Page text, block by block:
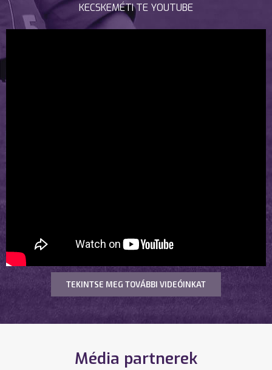
KECSKEMÉTI TE YOUTUBE
TEKINTSE MEG TOVÁBBI VIDEÓINKAT
Média partnerek